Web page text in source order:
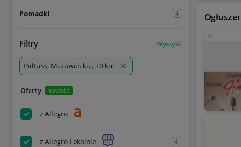
Pomadki 4
Filtry Wyczyść
Pułtusk, Mazowieckie, +0 km
Oferty NOWOŚĆ!
z Allegro
z Allegro Lokalnie 4